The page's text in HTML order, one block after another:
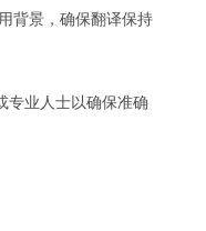
背景，确保翻译保持
专业人士以确保准确